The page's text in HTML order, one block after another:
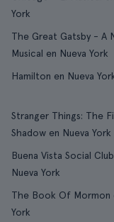
York
The Great Gatsby - A
Musical en Nueva York
Hamilton en Nueva
Stranger Things: The
Shadow en Nueva York
Buena Vista Social
Nueva York
The Book Of Mormon
York